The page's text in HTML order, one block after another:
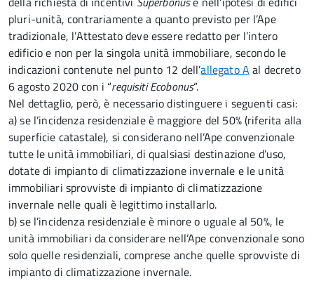
pluri-unità, contrariamente a quanto previsto per l’Ape
tradizionale, l’Attestato deve essere redatto per l’intero
edificio e non per la singola unità immobiliare, secondo le
indicazioni contenute nel punto 12 dell’allegato A al decreto
6 agosto 2020 con i “requisiti Ecobonus“.
Nel dettaglio, però, è necessario distinguere i seguenti casi:
a) se l’incidenza residenziale è maggiore del 50% (riferita alla
superficie catastale), si considerano nell’Ape convenzionale
tutte le unità immobiliari, di qualsiasi destinazione d’uso,
dotate di impianto di climatizzazione invernale e le unità
immobiliari sprovviste di impianto di climatizzazione
invernale nelle quali è legittimo installarlo.
b) se l’incidenza residenziale è minore o uguale al 50%, le
unità immobiliari da considerare nell’Ape convenzionale sono
solo quelle residenziali, comprese anche quelle sprovviste di
impianto di climatizzazione invernale.